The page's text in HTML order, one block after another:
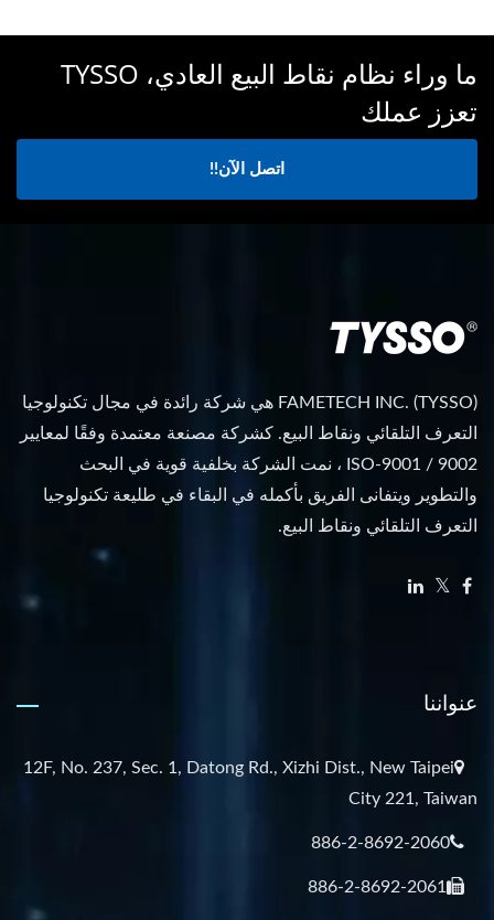
ما وراء نظام نقاط البيع العادي، TYSSO
تعزز عملك
اتصل الآن!!
FAMETECH INC. (TYSSO) هي شركة رائدة في مجال تكنولوجيا
التعرف التلقائي ونقاط البيع. كشركة مصنعة معتمدة وفقًا لمعايير
ISO-9001 / 9002 ، نمت الشركة بخلفية قوية في البحث
والتطوير ويتفانى الفريق بأكمله في البقاء في طليعة تكنولوجيا
التعرف التلقائي ونقاط البيع.
عنواننا
12F, No. 237, Sec. 1, Datong Rd., Xizhi Dist., New Taipei
City 221, Taiwan
886-2-8692-2060
886-2-8692-2061